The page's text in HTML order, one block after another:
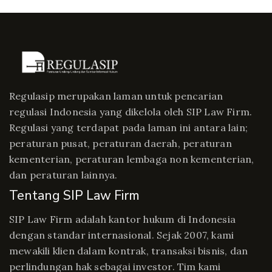
Regulasip merupakan laman untuk pencarian
regulasi Indonesia yang dikelola oleh SIP Law Firm.
Regulasi yang terdapat pada laman ini antara lain;
peraturan pusat, peraturan daerah, peraturan
kementerian, peraturan lembaga non kementerian,
dan peraturan lainnya.
Tentang SIP Law Firm
SIP Law Firm adalah kantor hukum di Indonesia
dengan standar internasional. Sejak 2007, kami
mewakili klien dalam kontrak, transaksi bisnis, dan
perlindungan hak sebagai investor. Tim kami